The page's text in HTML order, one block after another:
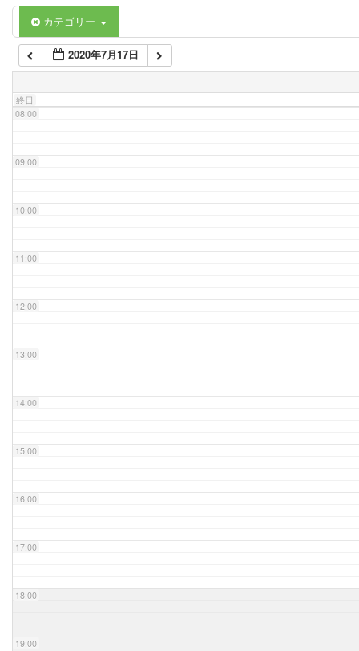
カテゴリー
2020年7月17日
終日
06:00
07:00
08:00
09:00
10:00
11:00
12:00
13:00
14:00
15:00
16:00
17:00
18:00
19:00